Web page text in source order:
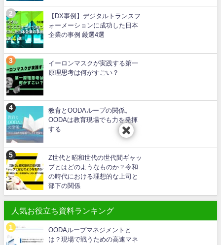
【DX事例】デジタルトランスフ
ォーメーションに成功した日本
企業の事例 厳選4選
イーロンマスクが実践する第一
原理思考は何がすごい？
教育とOODAループの関係。
OODAは教育現場でも力を発揮
する
Z世代と昭和世代の世代間ギャッ
プとはどのようなものか？令和
の時代における理想的な上司と
部下の関係
人気お役立ち資料ランキング
OODAループマネジメントと
は？現場で戦うための高速マネ